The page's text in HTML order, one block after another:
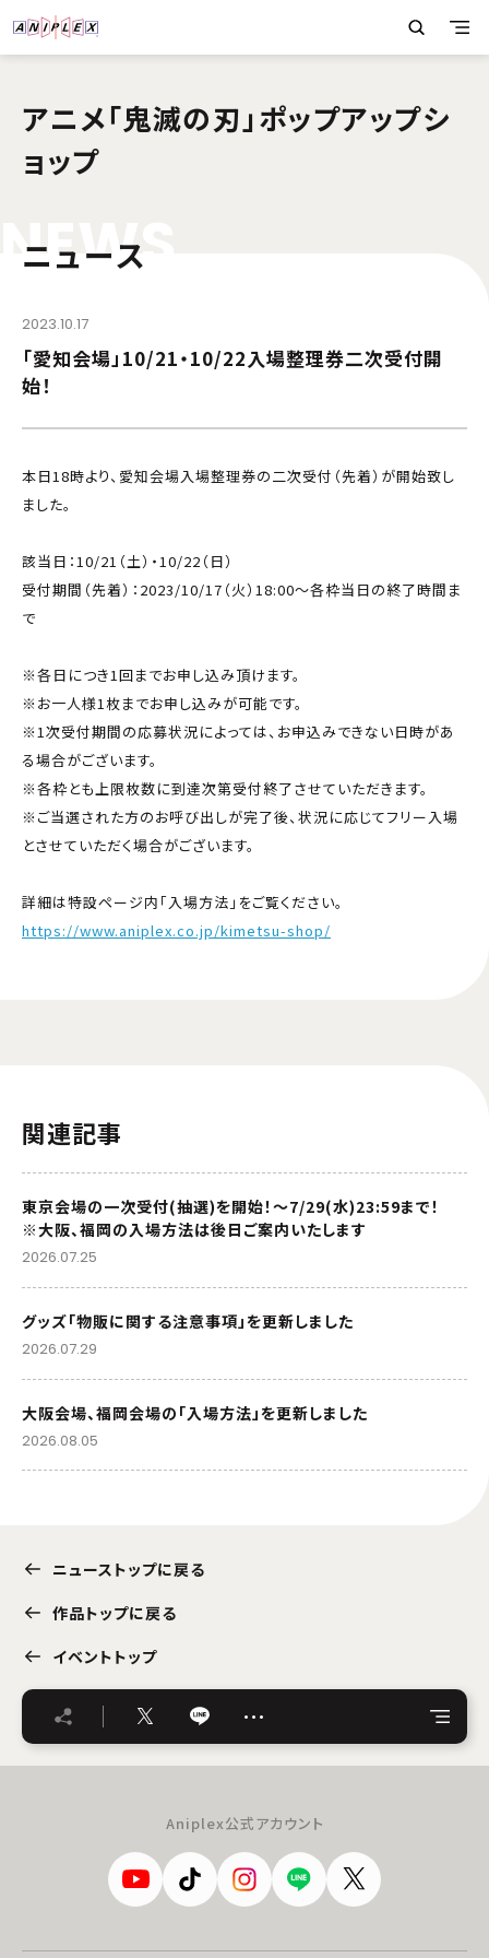
アニメ「鬼滅の刃」ポップアップシ
ョップ
NEWS
ニュース
2023.10.17
「愛知会場」10/21・10/22入場整理券二次受付開
始！
本日18時より、愛知会場入場整理券の二次受付（先着）が開始致し
ました。
該当日：10/21（土）・10/22（日）
受付期間（先着）：2023/10/17（火）18:00～各枠当日の終了時間ま
で
※各日につき1回までお申し込み頂けます。
※お一人様1枚までお申し込みが可能です。
※1次受付期間の応募状況によっては、お申込みできない日時があ
る場合がございます。
※各枠とも上限枚数に到達次第受付終了させていただきます。
※ご当選された方のお呼び出しが完了後、状況に応じてフリー入場
とさせていただく場合がございます。
詳細は特設ページ内「入場方法」をご覧ください。
https://www.aniplex.co.jp/kimetsu-shop/
関連記事
東京会場の一次受付(抽選)を開始！～7/29(水)23:59まで！
※大阪、福岡の入場方法は後日ご案内いたします
2026.07.25
グッズ「物販に関する注意事項」を更新しました
2026.07.29
大阪会場、福岡会場の「入場方法」を更新しました
2026.08.05
ニューストップに戻る
作品トップに戻る
イベントトップ
…
Aniplex公式アカウント